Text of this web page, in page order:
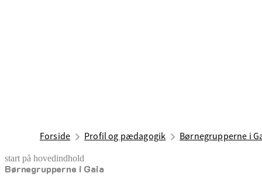
Forside Profil og pædagogik Børnegrupperne i
start på hovedindhold
Børnegrupperne i Gaia
senest opdateret 7. august 2026